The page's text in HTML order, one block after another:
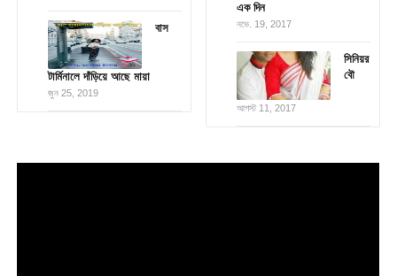
বাস
টার্মিনালে দাঁড়িয়ে আছে মায়া
জুন 25, 2019
এক দিন
নভে. 19, 2017
সিনিয়র
বৌ
আগস্ট 11, 2017